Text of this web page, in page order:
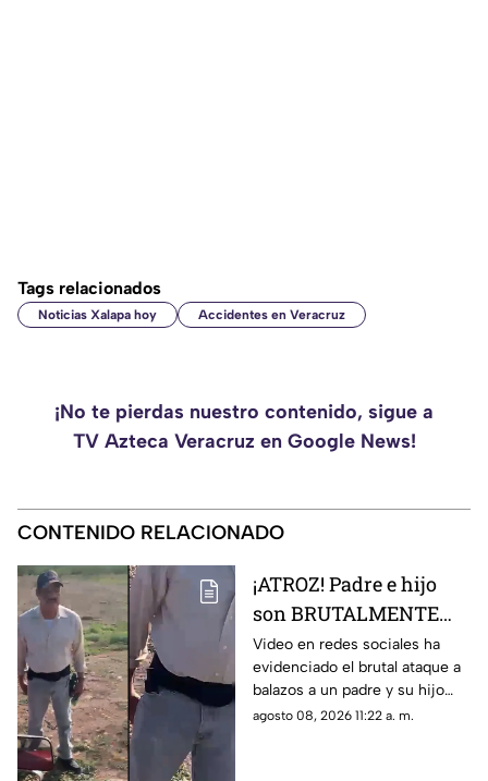
Tags relacionados
Noticias Xalapa hoy Accidentes en Veracruz
¡No te pierdas nuestro contenido, sigue a
TV Azteca Veracruz en Google News!
CONTENIDO RELACIONADO
¡ATROZ! Padre e hijo
son BRUTALMENTE
atacados con arma en
riña; hay un MUERTO
(+VIDEO)
Video en redes sociales ha
evidenciado el brutal ataque a
balazos a un padre y su hijo
que dejó a un muerto; esto es
agosto 08, 2026 11:22 a. m.